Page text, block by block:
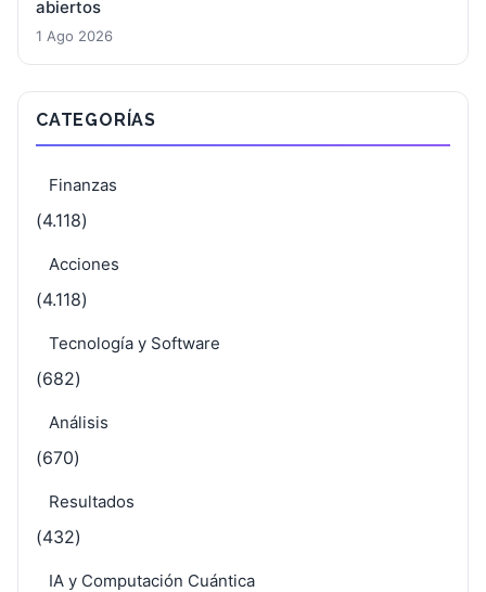
abiertos
1 Ago 2026
CATEGORÍAS
Finanzas
(4.118)
Acciones
(4.118)
Tecnología y Software
(682)
Análisis
(670)
Resultados
(432)